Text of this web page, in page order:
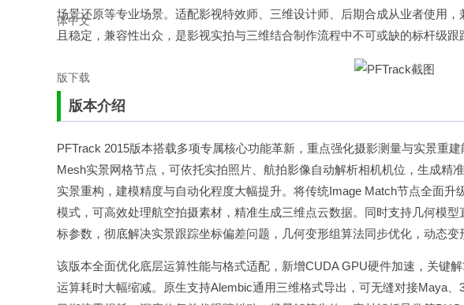
场景还原等专业场景。适配影视特效师、三维设计师、后期合成从业者使用
且稳定，兼容性出众，是影视实拍与三维结合制作流程中不可或缺的标杆级跟
版本介绍
PFTrack 2015版本搭载多项专属核心功能革新，重点强化摄影测量与实景重
Mesh实景网格节点，可依托实拍照片、航拍影像自动解析相机机位，生成精
实景重构，建模精度与自动化程度大幅提升。将传统Image Match节点全面
模式，可高效处理航空拍摄素材，精准生成三维点云数据。同时支持几何模
标参数，彻底解决实景跟踪坐标偏差问题，几何变形组算法同步优化，动态变
该版本全面优化底层运算性能与格式适配，新增CUDA GPU硬件加速，关键
运算耗时大幅缩减。原生支持Alembic通用三维格式导出，可无缝对接Maya